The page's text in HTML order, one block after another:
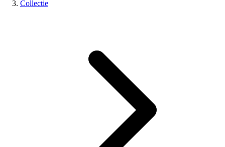
Collectie